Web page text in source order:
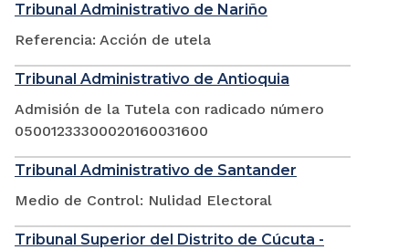
Tribunal Administrativo de Nariño
Referencia: Acción de utela
Tribunal Administrativo de Antioquia
Admisión de la Tutela con radicado número
05001233300020160031600
Tribunal Administrativo de Santander
Medio de Control: Nulidad Electoral
Tribunal Superior del Distrito de Cúcuta -